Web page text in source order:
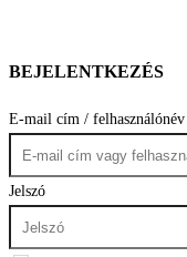
BEJELENTKEZÉS
E-mail cím / felhasználónév
Jelszó